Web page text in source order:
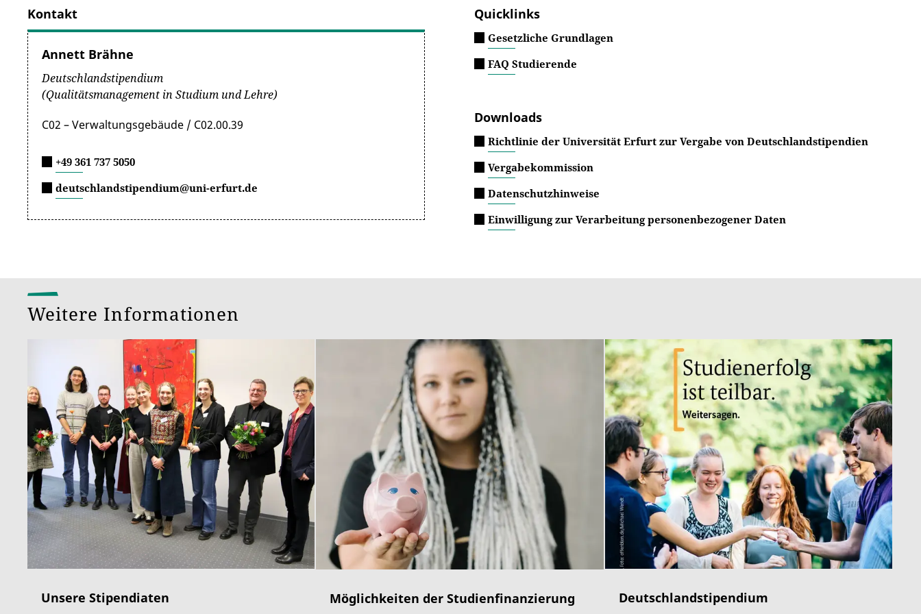
Sie erhalten die Chance, talentierte Nachwuchskräfte bereits frühzeitig an sich zu binden.
Durch eine Zweckbindung können Sie Studierende einer bestimmten Studienrichtung fördern.
Ihre Spende ist steuerlich abzugsfähig.
Kontakt
Annett Brähne
Deutschlandstipendium
(Qualitätsmanagement in Studium und Lehre)
C02 – Verwaltungsgebäude / C02.00.39
+49 361 737 5050
deutschlandstipendium@uni-erfurt.de
Quicklinks
Gesetzliche Grundlagen
FAQ Studierende
Downloads
Richtlinie der Universität Erfurt zur Vergabe von Deutschlandstipendien
Vergabekommission
Datenschutzhinweise
Einwilligung zur Verarbeitung personenbezogener Daten
Weitere Informationen
Unsere Stipendiaten Möglichkeiten der Studienfinanzierung Deutschlandstipendium